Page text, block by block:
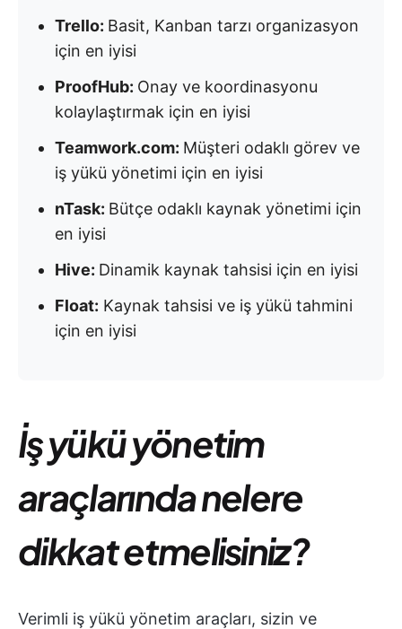
Trello: Basit, Kanban tarzı organizasyon
için en iyisi
ProofHub: Onay ve koordinasyonu
kolaylaştırmak için en iyisi
Teamwork.com: Müşteri odaklı görev ve
iş yükü yönetimi için en iyisi
nTask: Bütçe odaklı kaynak yönetimi için
en iyisi
Hive: Dinamik kaynak tahsisi için en iyisi
Float: Kaynak tahsisi ve iş yükü tahmini
için en iyisi
İş yükü yönetim
araçlarında nelere
dikkat etmelisiniz?
Verimli iş yükü yönetim araçları, sizin ve